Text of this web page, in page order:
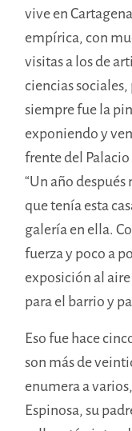
vive en
empírica, con
visitas a los de
ciencias
siempre fue la
exponiendo y
frente del
“Un año
que tenía esta
galería en ella.
fuerza y poco a
exposición al
para el barrio y
Eso fue hace
son más de
enumera a
Espinosa, su